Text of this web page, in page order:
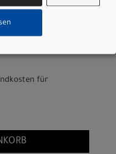
für